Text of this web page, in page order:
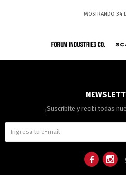
MOSTRANDO 34
¡Suscribite y recibí todas
 